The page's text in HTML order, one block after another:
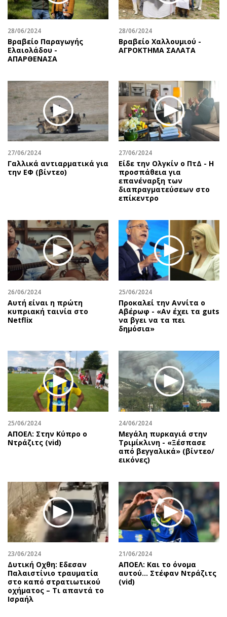
Σινεμά
Μουσική
Εικαστικά
Χειρόγραφα
Wine routes
Uncut
Προσφορές
Επιστολές
28/06/2024
Βραβείο Παραγωγής
Ελαιολάδου -
ΑΠΑΡΘΕΝΑΣΑ
28/06/2024
Βραβείο Χαλλουμιού -
ΑΓΡΟΚΤΗΜΑ ΣΑΛΑΤΑ
27/06/2024
Γαλλικά αντιαρματικά για
την ΕΦ (βίντεο)
27/06/2024
Είδε την Ολγκίν ο ΠτΔ - Η
προσπάθεια για
επανέναρξη των
διαπραγματεύσεων στο
επίκεντρο
26/06/2024
Αυτή είναι η πρώτη
κυπριακή ταινία στο
Netflix
25/06/2024
Προκαλεί την Αννίτα ο
Αβέρωφ - «Αν έχει τα guts
να βγει να τα πει
δημόσια»
25/06/2024
ΑΠΟΕΛ: Στην Κύπρο ο
Ντράζιτς (vid)
24/06/2024
Μεγάλη πυρκαγιά στην
Τριμίκλινη - «Ξέσπασε
από βεγγαλικά» (βίντεο/
εικόνες)
23/06/2024
Δυτική Οχθη: Εδεσαν
Παλαιστίνιο τραυματία
στο καπό στρατιωτικού
οχήματος – Τι απαντά το
Ισραήλ
21/06/2024
ΑΠΟΕΛ: Και το όνομα
αυτού... Στέφαν Ντράζιτς
(vid)